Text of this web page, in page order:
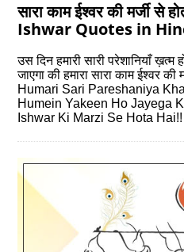
सारा काम ईश्वर की मर्जी से
Ishwar Quotes in
उस दिन हमारी सारी परेशानियाँ ख़त्म
जाएगा की हमारा सारा काम ईश्वर
Humari Sari Pareshaniya
Humein Yakeen Ho Jayega
Ishwar Ki Marzi Se Hota